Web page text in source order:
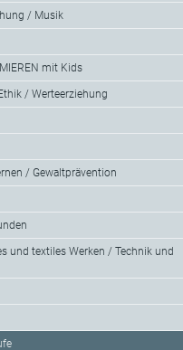
/ Musik
mit Kids
/ Werteerziehung
/ Gewaltprävention
und textiles Werken / Technik und